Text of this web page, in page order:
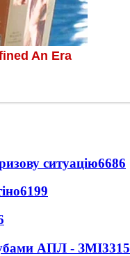
ситуацію6686
6199
АПЛ - ЗМІ3315